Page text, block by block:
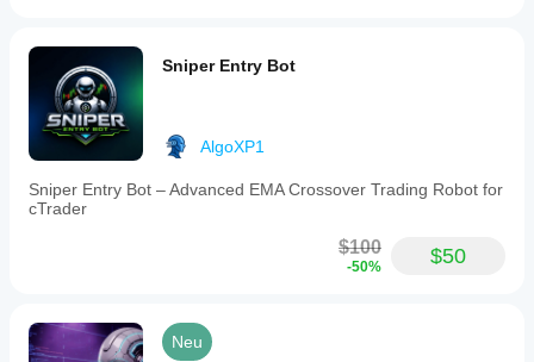
Sniper Entry Bot
AlgoXP1
Sniper Entry Bot – Advanced EMA Crossover Trading Robot for
cTrader
$100
-50% $50
Neu